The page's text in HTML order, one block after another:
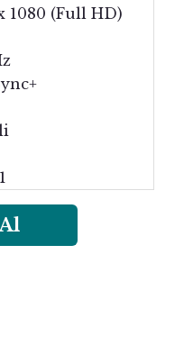
1080 (Full HD)